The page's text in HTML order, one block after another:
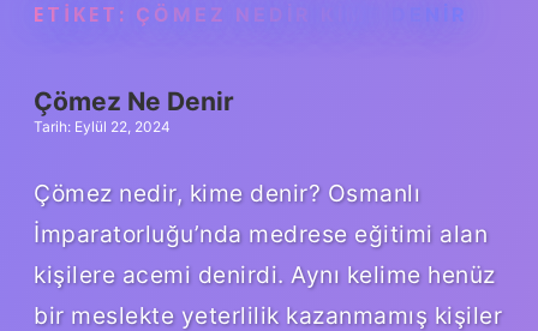
ETIKET: ÇÖMEZ NEDIR KIME DENIR
Çömez Ne Denir
Tarih: Eylül 22, 2024
Çömez nedir, kime denir? Osmanlı
İmparatorluğu’nda medrese eğitimi alan
kişilere acemi denirdi. Aynı kelime henüz
bir meslekte yeterlilik kazanmamış kişiler